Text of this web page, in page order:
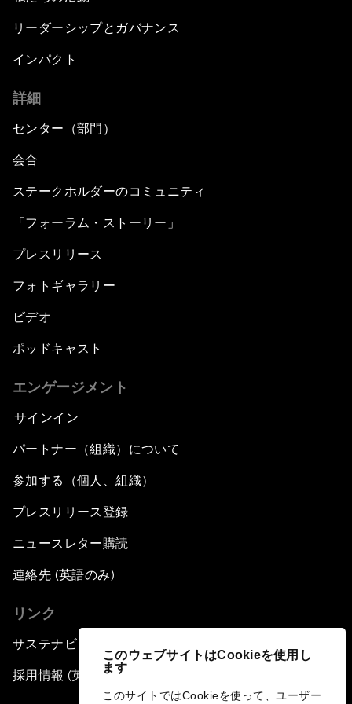
このウェブサイトはCookieを使用し
ます
このサイトではCookieを使って、ユーザー
リーダーシップとガバナンス
インパクト
詳細
センター（部門）
会合
ステークホルダーのコミュニティ
「フォーラム・ストーリー」
プレスリリース
フォトギャラリー
ビデオ
ポッドキャスト
エンゲージメント
サインイン
パートナー（組織）について
参加する（個人、組織）
プレスリリース登録
ニュースレター購読
連絡先 (英語のみ)
リンク
サステナビリティへの取り組み
採用情報 (英語のみ)